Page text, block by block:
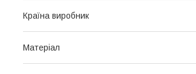
Країна виробник
Матеріал